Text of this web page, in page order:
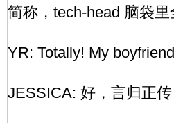
简称，tech-head 脑袋
YR: Totally! My
JESSICA: 好，言归正